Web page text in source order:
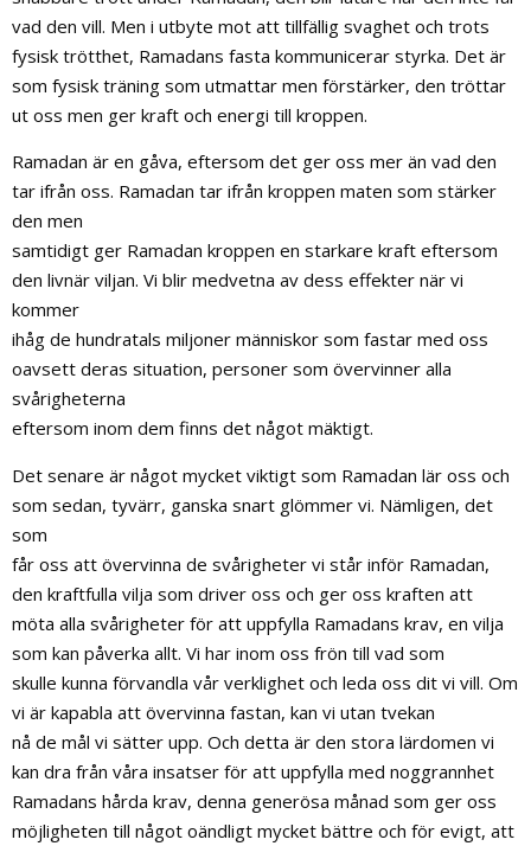
vad den vill. Men i utbyte mot att tillfällig svaghet och trots
fysisk trötthet, Ramadans fasta kommunicerar styrka. Det är
som fysisk träning som utmattar men förstärker, den tröttar
ut oss men ger kraft och energi till kroppen.
Ramadan är en gåva, eftersom det ger oss mer än vad den
tar ifrån oss. Ramadan tar ifrån kroppen maten som stärker
den men
samtidigt ger Ramadan kroppen en starkare kraft eftersom
den livnär viljan. Vi blir medvetna av dess effekter när vi
kommer
ihåg de hundratals miljoner människor som fastar med oss
oavsett deras situation, personer som övervinner alla
svårigheterna
eftersom inom dem finns det något mäktigt.
Det senare är något mycket viktigt som Ramadan lär oss och
som sedan, tyvärr, ganska snart glömmer vi. Nämligen, det
som
får oss att övervinna de svårigheter vi står inför Ramadan,
den kraftfulla vilja som driver oss och ger oss kraften att
möta alla svårigheter för att uppfylla Ramadans krav, en vilja
som kan påverka allt. Vi har inom oss frön till vad som
skulle kunna förvandla vår verklighet och leda oss dit vi vill. Om
vi är kapabla att övervinna fastan, kan vi utan tvekan
nå de mål vi sätter upp. Och detta är den stora lärdomen vi
kan dra från våra insatser för att uppfylla med noggrannhet
Ramadans hårda krav, denna generösa månad som ger oss
möjligheten till något oändligt mycket bättre och för evigt, att